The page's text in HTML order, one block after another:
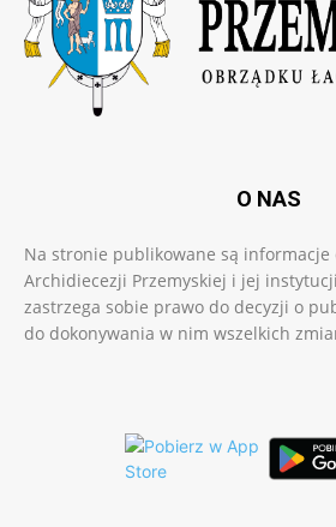
O NAS
Na stronie publikowane są informacje
Archidiecezji Przemyskiej i jej
zastrzega sobie prawo do decyzji o
do dokonywania w nim wszelkich